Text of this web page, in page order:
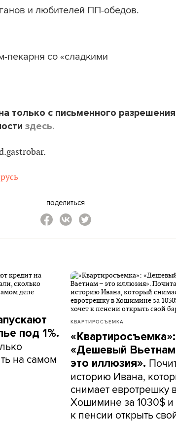
и любителей ПП-обедов.
пекарня со «сладкими
только с письменного разрешения
здесь.
поделиться
под 1%.
на самом
КВАРТИРОСЪЕМКА
«Квартиросъемка»:
«Дешевый
это иллюзия».
историю Ивана,
снимает евротрешку
Хошимине за 1030$ и
к пенсии открыть